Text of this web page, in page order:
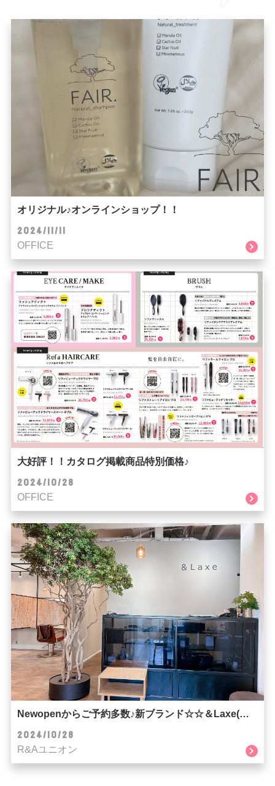
オリジナル♪オンラインショップ！！
2024/11/11
OFFICE
大好評！！カタログ掲載商品特別価格♪
2024/10/28
OFFICE
Newopenからご予約多数♪新ブランド☆☆＆Laxe(ラクス)☆☆
2024/10/28
R&Aユニオン